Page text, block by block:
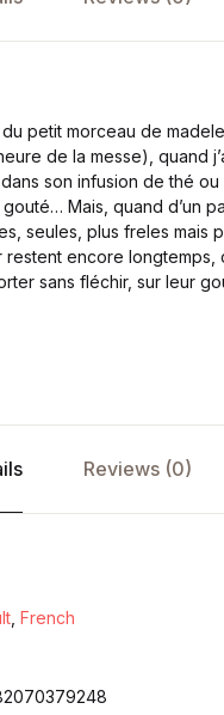
petit morceau de
de la messe), quand
son infusion de thé
Mais, quand d’un
seules, plus freles mais
encore longtemps,
sans fléchir, sur leur
Reviews (0)
French